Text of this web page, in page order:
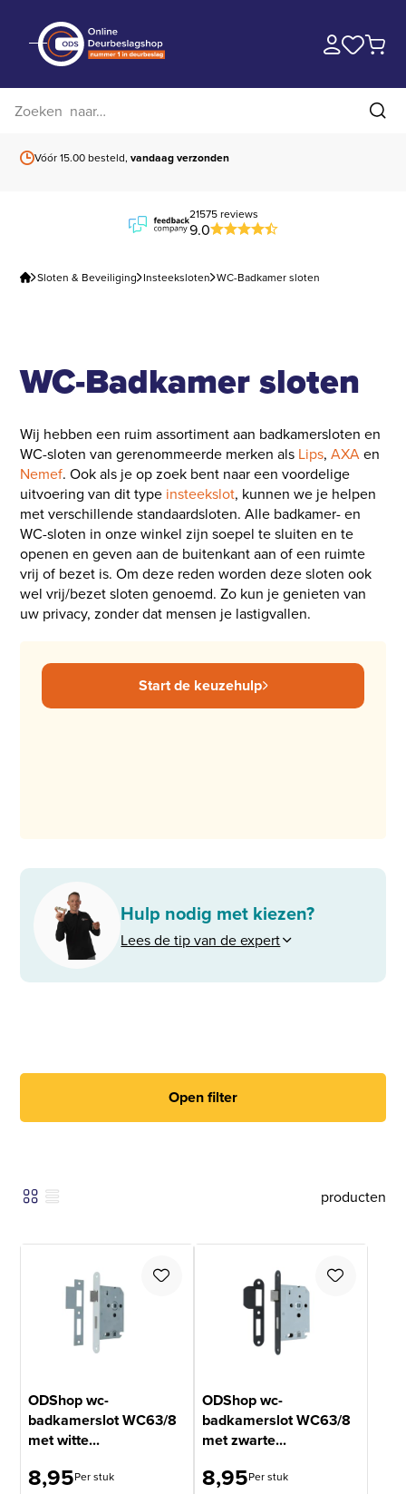
Gratis verzendingboven 99 euro
21575 reviews
9.0
Sloten & Beveiliging Insteeksloten WC-Badkamer sloten
WC-Badkamer sloten
Wij hebben een ruim assortiment aan badkamersloten en
WC-sloten van gerenommeerde merken als Lips,AXAen
Nemef. Ook als je op zoek bent naar een voordelige
uitvoering van dit type insteekslot, kunnen we je helpen
met verschillende standaardsloten. Alle badkamer- en
WC-sloten in onze winkel zijn soepel te sluiten en te
openen en geven aan de buitenkant aan of een ruimte
vrij of bezet is. Om deze reden worden deze sloten ook
wel vrij/bezet sloten genoemd. Zo kun je genieten van
uw privacy, zonder dat mensen je lastigvallen.
Start de keuzehulp
Hulp nodig met kiezen?
Lees de tip van de expert
Open filter
producten
ODShop wc-
badkamerslot WC63/8
met witte...
8,95Per stuk
ODShop wc-
badkamerslot WC63/8
met zwarte...
8,95Per stuk